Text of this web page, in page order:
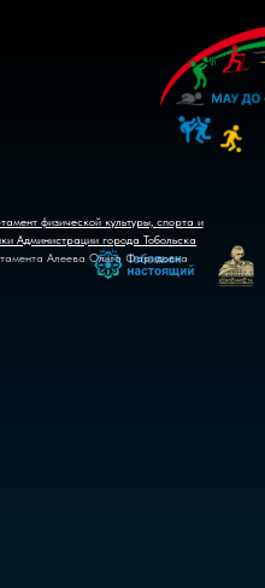
физической культуры, спорта и
Администрации города Тобольска
Алеева Ольга Фаридовна